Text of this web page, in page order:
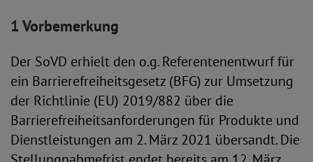
1 Vorbemerkung
Der SoVD erhielt den o.g. Referentenentwurf für
ein Barrierefreiheitsgesetz (BFG) zur Umsetzung
der Richtlinie (EU) 2019/882 über die
Barrierefreiheitsanforderungen für Produkte und
Dienstleistungen am 2. März 2021 übersandt. Die